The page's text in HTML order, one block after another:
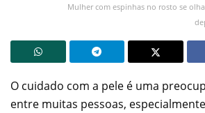
Mulher com espinhas no rosto se
O cuidado com a pele é uma
entre muitas pessoas,